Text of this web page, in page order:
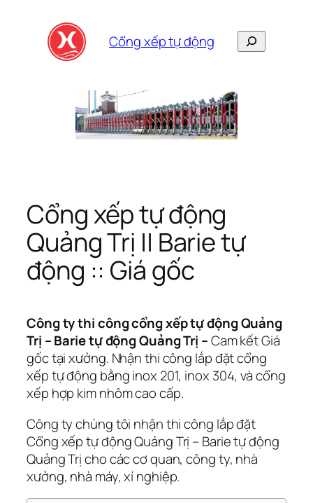
content
Cổng xếp tự động Search
Cổng xếp tự động
Quảng Trị || Barie tự
động :: Giá gốc
Công ty thi công cổng xếp tự động Quảng
Trị – Barie tự động Quảng Trị –Cam kết Giá
gốc tại xưởng. Nhận thi công lắp đặt cổng
xếp tự động bằng inox 201, inox 304, và cổng
xếp hợp kim nhôm cao cấp.
Công ty chúng tôi nhận thi công lắp đặt
Cổng xếp tự động Quảng Trị – Barie tự động
Quảng Trị cho các cơ quan, công ty, nhà
xưởng, nhà máy, xí nghiệp.